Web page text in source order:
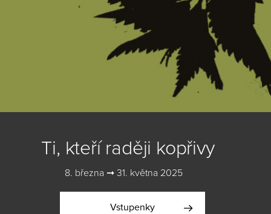
Ti, kteří raději kopřivy
8. března ➞ 31. května 2025
Vstupenky